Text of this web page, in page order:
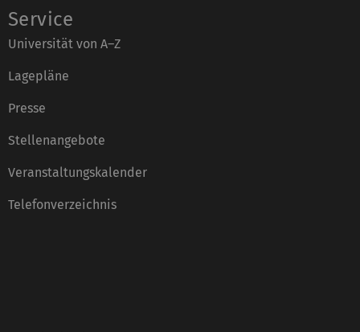
Service
Universität von A–Z
Lagepläne
Presse
Stellenangebote
Veranstaltungskalender
Telefonverzeichnis